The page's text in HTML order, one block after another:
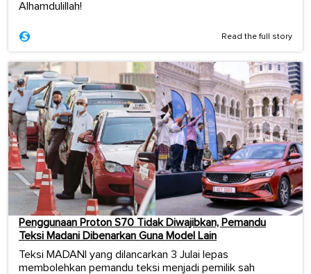
Alhamdulillah!
Read the full story
Penggunaan Proton S70 Tidak Diwajibkan, Pemandu
Teksi Madani Dibenarkan Guna Model Lain
Teksi MADANI yang dilancarkan 3 Julai lepas
membolehkan pemandu teksi menjadi pemilik sah